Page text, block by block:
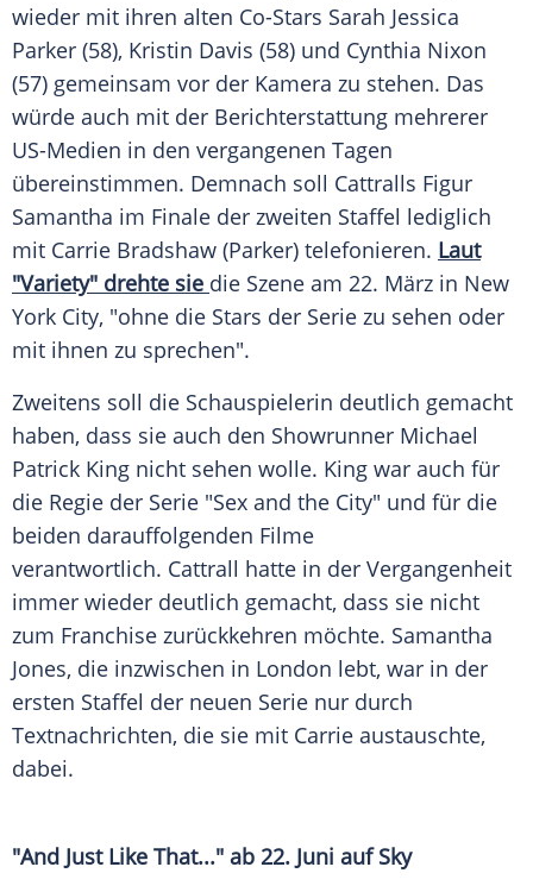
wieder mit ihren alten Co-Stars Sarah Jessica
Parker (58), Kristin Davis (58) und Cynthia Nixon
(57) gemeinsam vor der Kamera zu stehen. Das
würde auch mit der Berichterstattung mehrerer
US-Medien in den vergangenen Tagen
übereinstimmen. Demnach soll Cattralls Figur
Samantha im Finale der zweiten Staffel lediglich
mit Carrie Bradshaw (Parker) telefonieren. Laut
"Variety" drehte sie die Szene am 22. März in New
York City, "ohne die Stars der Serie zu sehen oder
mit ihnen zu sprechen".
Zweitens soll die Schauspielerin deutlich gemacht
haben, dass sie auch den Showrunner Michael
Patrick King nicht sehen wolle. King war auch für
die Regie der Serie "Sex and the City" und für die
beiden darauffolgenden Filme
verantwortlich. Cattrall hatte in der Vergangenheit
immer wieder deutlich gemacht, dass sie nicht
zum Franchise zurückkehren möchte. Samantha
Jones, die inzwischen in London lebt, war in der
ersten Staffel der neuen Serie nur durch
Textnachrichten, die sie mit Carrie austauschte,
dabei.
"And Just Like That..." ab 22. Juni auf Sky